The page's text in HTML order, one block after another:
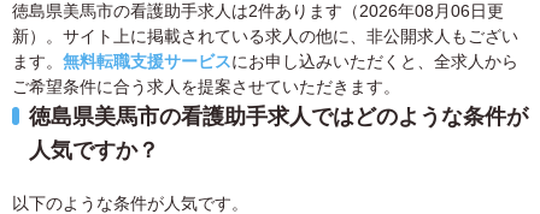
徳島県美馬市の看護助手求人は2件あります（2026年08月06日更
新）。サイト上に掲載されている求人の他に、非公開求人もござい
ます。 無料転職支援サービスにお申し込みいただくと、全求人から
ご希望条件に合う求人を提案させていただきます。
徳島県美馬市の看護助手求人ではどのような条件が
人気ですか？
以下のような条件が人気です。